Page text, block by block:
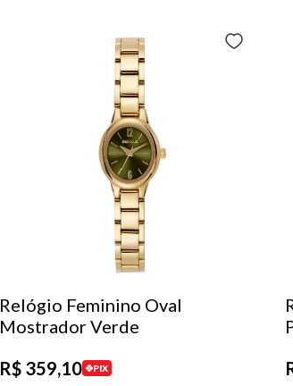
Relógio Feminino Oval
Mostrador Verde
R$ 359,10 PIX